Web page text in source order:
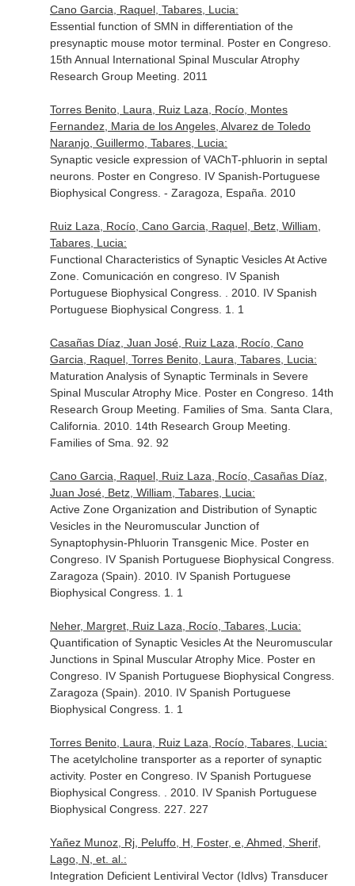
Cano Garcia, Raquel, Tabares, Lucia:
Essential function of SMN in differentiation of the
presynaptic mouse motor terminal. Poster en Congreso.
15th Annual International Spinal Muscular Atrophy
Research Group Meeting. 2011
Torres Benito, Laura, Ruiz Laza, Rocío, Montes
Fernandez, Maria de los Angeles, Alvarez de Toledo
Naranjo, Guillermo, Tabares, Lucia:
Synaptic vesicle expression of VAChT-phluorin in septal
neurons. Poster en Congreso. IV Spanish-Portuguese
Biophysical Congress. - Zaragoza, España. 2010
Ruiz Laza, Rocío, Cano Garcia, Raquel, Betz, William,
Tabares, Lucia:
Functional Characteristics of Synaptic Vesicles At Active
Zone. Comunicación en congreso. IV Spanish
Portuguese Biophysical Congress. . 2010. IV Spanish
Portuguese Biophysical Congress. 1. 1
Casañas Díaz, Juan José, Ruiz Laza, Rocío, Cano
Garcia, Raquel, Torres Benito, Laura, Tabares, Lucia:
Maturation Analysis of Synaptic Terminals in Severe
Spinal Muscular Atrophy Mice. Poster en Congreso. 14th
Research Group Meeting. Families of Sma. Santa Clara,
California. 2010. 14th Research Group Meeting.
Families of Sma. 92. 92
Cano Garcia, Raquel, Ruiz Laza, Rocío, Casañas Díaz,
Juan José, Betz, William, Tabares, Lucia:
Active Zone Organization and Distribution of Synaptic
Vesicles in the Neuromuscular Junction of
Synaptophysin-Phluorin Transgenic Mice. Poster en
Congreso. IV Spanish Portuguese Biophysical Congress.
Zaragoza (Spain). 2010. IV Spanish Portuguese
Biophysical Congress. 1. 1
Neher, Margret, Ruiz Laza, Rocío, Tabares, Lucia:
Quantification of Synaptic Vesicles At the Neuromuscular
Junctions in Spinal Muscular Atrophy Mice. Poster en
Congreso. IV Spanish Portuguese Biophysical Congress.
Zaragoza (Spain). 2010. IV Spanish Portuguese
Biophysical Congress. 1. 1
Torres Benito, Laura, Ruiz Laza, Rocío, Tabares, Lucia:
The acetylcholine transporter as a reporter of synaptic
activity. Poster en Congreso. IV Spanish Portuguese
Biophysical Congress. . 2010. IV Spanish Portuguese
Biophysical Congress. 227. 227
Yañez Munoz, Rj, Peluffo, H, Foster, e, Ahmed, Sherif,
Lago, N, et. al.:
Integration Deficient Lentiviral Vector (Idlvs) Transducer